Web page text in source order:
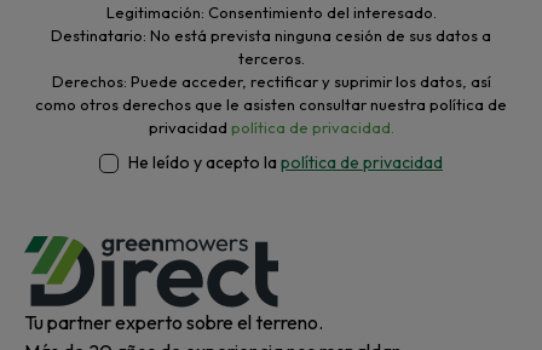
Legitimación: Consentimiento del interesado.
Destinatario: No está prevista ninguna cesión de sus datos a
terceros.
Derechos: Puede acceder, rectificar y suprimir los datos, así
como otros derechos que le asisten consultar nuestra política de
privacidad política de privacidad.
He leído y acepto la política de privacidad
Tu partner experto sobre el terreno.